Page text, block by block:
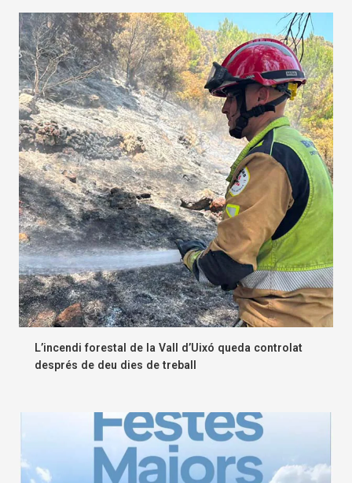
L’incendi forestal de la Vall d’Uixó queda controlat
després de deu dies de treball